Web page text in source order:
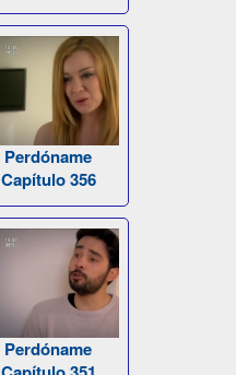
Perdóname
Capítulo 356
Perdóname